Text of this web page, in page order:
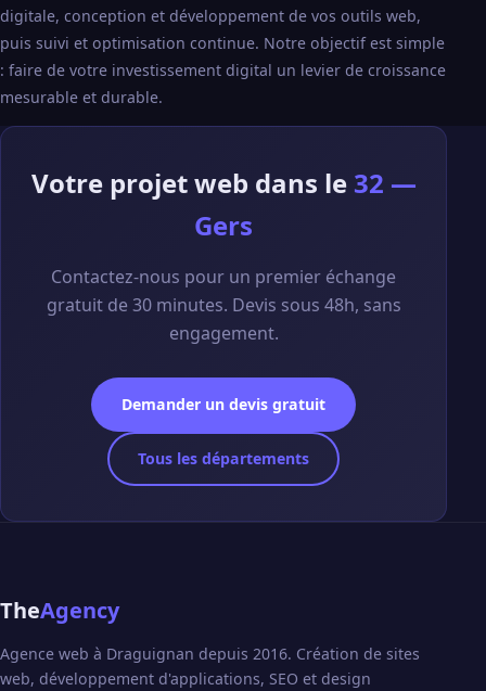
digitale, conception et développement de vos outils web,
puis suivi et optimisation continue. Notre objectif est simple
: faire de votre investissement digital un levier de croissance
mesurable et durable.
Votre projet web dans le 32 —
Gers
Contactez-nous pour un premier échange
gratuit de 30 minutes. Devis sous 48h, sans
engagement.
Demander un devis gratuit
Tous les départements
TheAgency
Agence web à Draguignan depuis 2016. Création de sites
web, développement d'applications, SEO et design